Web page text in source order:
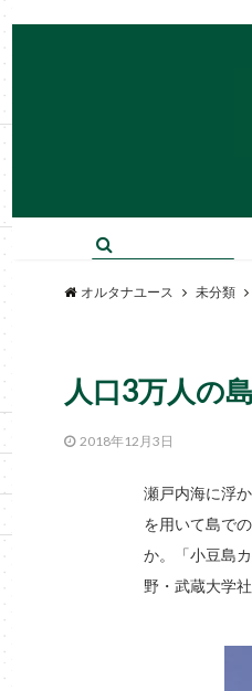
オルタナユース 未分類
人口3万人の
2018年12月3日
瀬戸内海に浮
を用いて島で
か。「小豆島
野・武蔵大学